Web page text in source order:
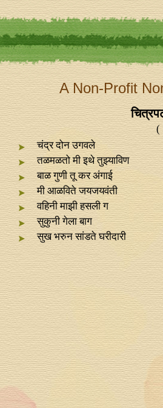
A Non-Profit
(
चंद्र दोन उगवले
तळमळतो मी इथे तुझ्याविण
बाळ गुणी तू कर अंगाई
मी आळविते जयजयवंती
वहिनी माझी हसली ग
सुकुनी गेला बाग
सुख भरुन सांडते घरीदारी